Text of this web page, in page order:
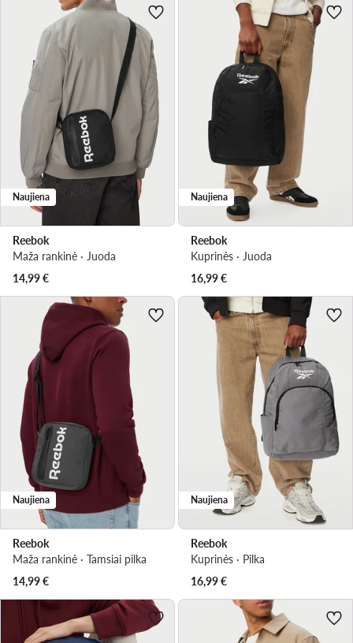
Naujiena
Reebok
Maža rankinė · Juoda
14,99€
Naujiena
Reebok
Kuprinės · Juoda
16,99€
Naujiena
Reebok
Maža rankinė · Tamsiai pilka
14,99€
Naujiena
Reebok
Kuprinės · Pilka
16,99€